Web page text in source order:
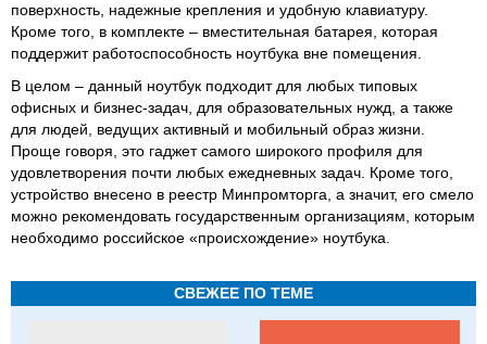
поверхность, надежные крепления и удобную клавиатуру.
Кроме того, в комплекте – вместительная батарея, которая
поддержит работоспособность ноутбука вне помещения.
В целом – данный ноутбук подходит для любых типовых
офисных и бизнес-задач, для образовательных нужд, а также
для людей, ведущих активный и мобильный образ жизни.
Проще говоря, это гаджет самого широкого профиля для
удовлетворения почти любых ежедневных задач. Кроме того,
устройство внесено в реестр Минпромторга, а значит, его смело
можно рекомендовать государственным организациям, которым
необходимо российское «происхождение» ноутбука.
СВЕЖЕЕ ПО ТЕМЕ